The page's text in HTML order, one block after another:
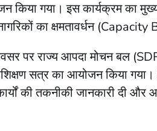
किया गया। इस कार्यक्रम का
का क्षमतावर्धन
पर राज्य आपदा मोचन बल
सत्र का आयोजन किया
की तकनीकी जानकारी दी और